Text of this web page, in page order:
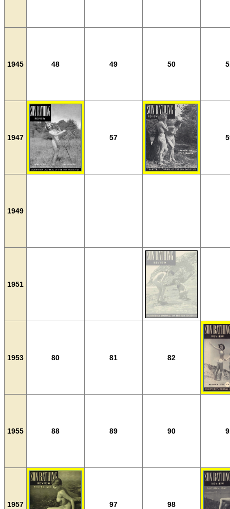
1945 48 49 50
1947 57
1949
1951
1953 80 81 82
1955 88 89 90
1957 97 98